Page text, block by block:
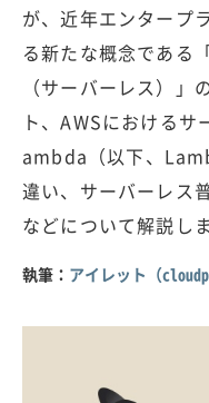
が、近年エンタープ
る新たな概念である
（サーバーレス）」
ト、AWSにおける
ambda（以下、
違い、サーバーレス
などについて解説しま
執筆： アイレット（